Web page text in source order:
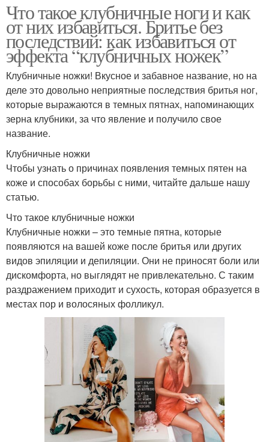
Что такое клубничные ноги и как
от них избавиться. Бритье без
последствий: как избавиться от
эффекта “клубничных ножек”
Клубничные ножки! Вкусное и забавное название, но на
деле это довольно неприятные последствия бритья ног,
которые выражаются в темных пятнах, напоминающих
зерна клубники, за что явление и получило свое
название.
Клубничные ножки
Чтобы узнать о причинах появления темных пятен на
коже и способах борьбы с ними, читайте дальше нашу
статью.
Что такое клубничные ножки
Клубничные ножки – это темные пятна, которые
появляются на вашей коже после бритья или других
видов эпиляции и депиляции. Они не приносят боли или
дискомфорта, но выглядят не привлекательно. С таким
раздражением приходит и сухость, которая образуется в
местах пор и волосяных фолликул.